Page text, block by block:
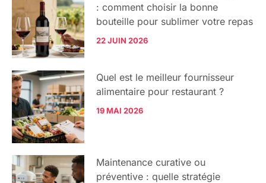
: comment choisir la bonne
bouteille pour sublimer votre repas
22 JUIN 2026
Quel est le meilleur fournisseur
alimentaire pour restaurant ?
19 MAI 2026
Maintenance curative ou
préventive : quelle stratégie